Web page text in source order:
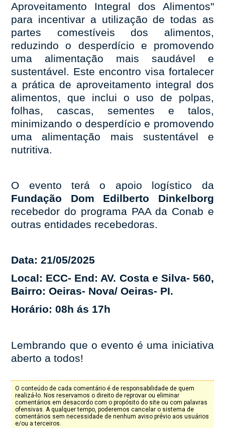
Aproveitamento Integral dos Alimentos"
para incentivar a utilização de todas as
partes comestíveis dos alimentos,
reduzindo o desperdício e promovendo
uma alimentação mais saudável e
sustentável. Este encontro visa fortalecer
a prática de aproveitamento integral dos
alimentos, que inclui o uso de polpas,
folhas, cascas, sementes e talos,
minimizando o desperdício e promovendo
uma alimentação mais sustentável e
nutritiva.
O evento terá o apoio logístico da
Fundação Dom Edilberto Dinkelborg
recebedor do programa PAA da Conab e
outras entidades recebedoras.
Data: 21/05/2025
Local: ECC- End: AV. Costa e Silva- 560,
Bairro: Oeiras- Nova/ Oeiras- PI.
Horário: 08h ás 17h
Lembrando que o evento é uma iniciativa
aberto a todos!
O conteúdo de cada comentário é de responsabilidade de quem
realizá-lo. Nos reservamos o direito de reprovar ou eliminar
comentários em desacordo com o propósito do site ou com palavras
ofensivas. A qualquer tempo, poderemos cancelar o sistema de
comentários sem necessidade de nenhum aviso prévio aos usuários
e/ou a terceiros.